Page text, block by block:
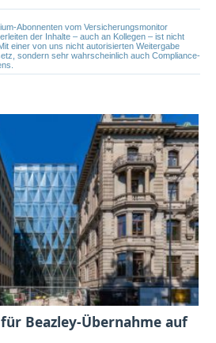
Abonnenten vom Versicherungsmonitor
der Inhalte – auch an Kollegen – ist nicht
einer von uns nicht autorisierten Weitergabe
sondern sehr wahrscheinlich auch Compliance-
Beazley-Übernahme auf